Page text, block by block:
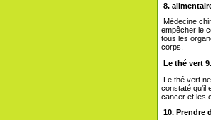
8.
Médecine
empêcher le
tous les
corps.
Le thé vert
Le thé vert
constaté qu'il
cancer et les
10. Prendre